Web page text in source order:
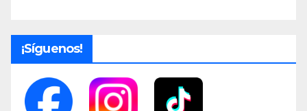
¡Síguenos!